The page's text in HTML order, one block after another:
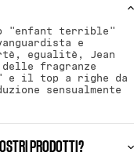
"enfant terrible"
e
egualitè, Jean
fragranze
e il top a righe da
sensualmente
PRODOTTI?